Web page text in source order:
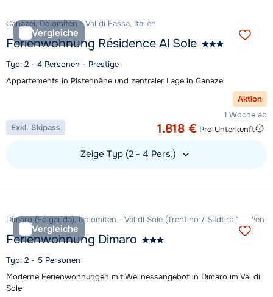
Vergleiche
Canazei, Dolomiten - Val di Fassa, Italien
Ferienwohnung Résidence Al Sole
Typ: 2 - 4 Personen - Prestige
Appartements in Pistennähe und zentraler Lage in Canazei
Aktion
1 Woche ab
1.818 € Pro Unterkunft
Exkl. Skipass
Zeige Typ (2 - 4 Pers.)
Vergleiche
Dimaro (Folgarida), Dolomiten - Val di Sole (Trentino / Südtirol), Italien
Ferienwohnung Dimaro
Typ: 2 - 5 Personen
Moderne Ferienwohnungen mit Wellnessangebot in Dimaro im Val di
Sole